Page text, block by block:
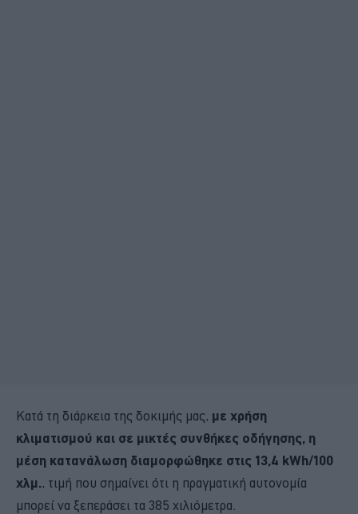
Κατά τη διάρκεια της δοκιμής μας, με χρήση
κλιματισμού και σε μικτές συνθήκες οδήγησης, η
μέση κατανάλωση διαμορφώθηκε στις 13,4 kWh/100
χλμ., τιμή που σημαίνει ότι η πραγματική αυτονομία
μπορεί να ξεπεράσει τα 385 χιλιόμετρα.